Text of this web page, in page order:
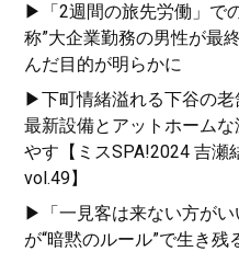
▶「2週間の旅先労働」で
称”大企業勤務の男性が最
んだ目的が明らかに
▶下町情緒溢れる下谷の老
最新設備とアットホーム
やす【ミスSPA!2024 吉瀬
vol.49】
▶「一見客は来ない方がい
が“暗黙のルール”で生き残